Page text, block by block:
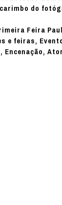
do
Feira
e feiras,